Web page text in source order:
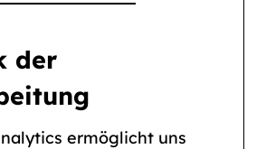
der
ermöglicht uns